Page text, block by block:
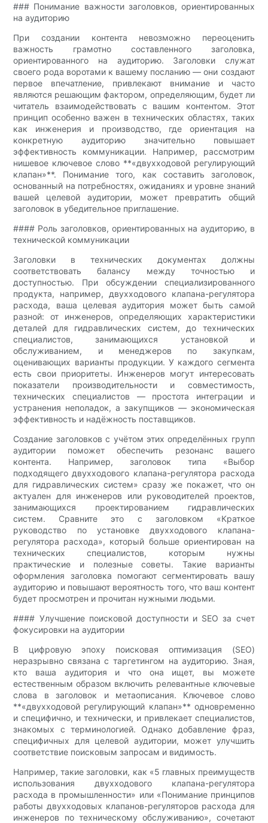
### Понимание важности заголовков, ориентированных
на аудиторию
При создании контента невозможно переоценить
важность грамотно составленного заголовка,
ориентированного на аудиторию. Заголовки служат
своего рода воротами к вашему посланию — они создают
первое впечатление, привлекают внимание и часто
являются решающим фактором, определяющим, будет ли
читатель взаимодействовать с вашим контентом. Этот
принцип особенно важен в технических областях, таких
как инженерия и производство, где ориентация на
конкретную аудиторию значительно повышает
эффективность коммуникации. Например, рассмотрим
нишевое ключевое слово **«двухходовой регулирующий
клапан»**. Понимание того, как составить заголовок,
основанный на потребностях, ожиданиях и уровне знаний
вашей целевой аудитории, может превратить общий
заголовок в убедительное приглашение.
#### Роль заголовков, ориентированных на аудиторию, в
технической коммуникации
Заголовки в технических документах должны
соответствовать балансу между точностью и
доступностью. При обсуждении специализированного
продукта, например, двухходового клапана-регулятора
расхода, ваша целевая аудитория может быть самой
разной: от инженеров, определяющих характеристики
деталей для гидравлических систем, до технических
специалистов, занимающихся установкой и
обслуживанием, и менеджеров по закупкам,
оценивающих варианты продукции. У каждого сегмента
есть свои приоритеты. Инженеров могут интересовать
показатели производительности и совместимость,
технических специалистов — простота интеграции и
устранения неполадок, а закупщиков — экономическая
эффективность и надёжность поставщиков.
Создание заголовков с учётом этих определённых групп
аудитории поможет обеспечить резонанс вашего
контента. Например, заголовок типа «Выбор
подходящего двухходового клапана-регулятора расхода
для гидравлических систем» сразу же покажет, что он
актуален для инженеров или руководителей проектов,
занимающихся проектированием гидравлических
систем. Сравните это с заголовком «Краткое
руководство по установке двухходового клапана-
регулятора расхода», который больше ориентирован на
технических специалистов, которым нужны
практические и полезные советы. Такие варианты
оформления заголовка помогают сегментировать вашу
аудиторию и повышают вероятность того, что ваш контент
будет просмотрен и прочитан нужными людьми.
#### Улучшение поисковой доступности и SEO за счет
фокусировки на аудитории
В цифровую эпоху поисковая оптимизация (SEO)
неразрывно связана с таргетингом на аудиторию. Зная,
кто ваша аудитория и что она ищет, вы можете
естественным образом включить релевантные ключевые
слова в заголовок и метаописания. Ключевое слово
**«двухходовой регулирующий клапан»** одновременно
и специфично, и технически, и привлекает специалистов,
знакомых с терминологией. Однако добавление фраз,
специфичных для целевой аудитории, может улучшить
соответствие поисковым запросам и видимость.
Например, такие заголовки, как «5 главных преимуществ
использования двухходового клапана-регулятора
расхода в промышленности» или «Понимание принципов
работы двухходовых клапанов-регуляторов расхода для
инженеров по техническому обслуживанию», сочетают